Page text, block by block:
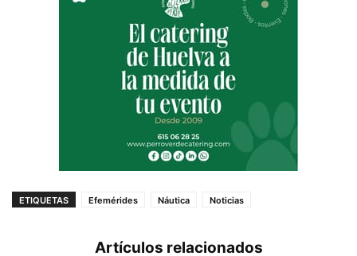
ETIQUETAS Efemérides Náutica Noticias
Artículos relacionados